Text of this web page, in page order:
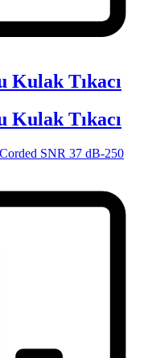
Kulak Tıkacı
Kulak Tıkacı